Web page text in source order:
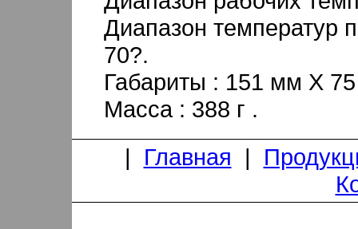
Диапазон температур
70?.
Габариты : 151 мм X
Масса : 388 г .
| Главная |